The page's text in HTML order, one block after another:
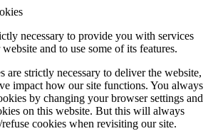
necessary to provide you with services
and to use some of its features.
are strictly necessary to deliver the website,
impact how our site functions. You always
by changing your browser settings and
on this website. But this will always
cookies when revisiting our site.